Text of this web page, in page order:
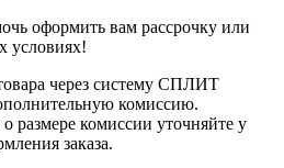
оформить вам рассрочку или
условиях!
через систему СПЛИТ
комиссию.
комиссии уточняйте у
заказа.